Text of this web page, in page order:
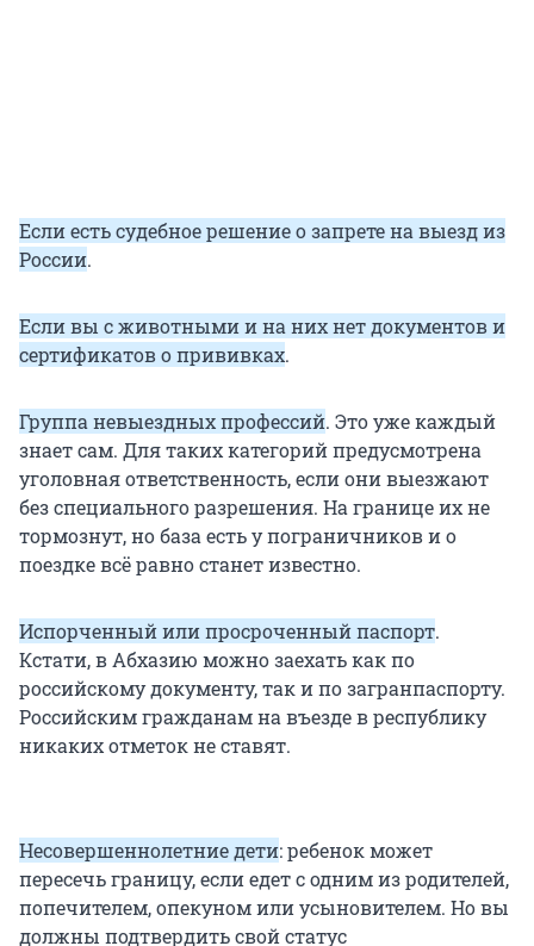
Если есть судебное решение о запрете на выезд из
России.
Если вы с животными и на них нет документов и
сертификатов о прививках.
Группа невыездных профессий. Это уже каждый
знает сам. Для таких категорий предусмотрена
уголовная ответственность, если они выезжают
без специального разрешения. На границе их не
тормознут, но база есть у пограничников и о
поездке всё равно станет известно.
Испорченный или просроченный паспорт.
Кстати, в Абхазию можно заехать как по
российскому документу, так и по загранпаспорту.
Российским гражданам на въезде в республику
никаких отметок не ставят.
Несовершеннолетние дети: ребенок может
пересечь границу, если едет с одним из родителей,
попечителем, опекуном или усыновителем. Но вы
должны подтвердить свой статус